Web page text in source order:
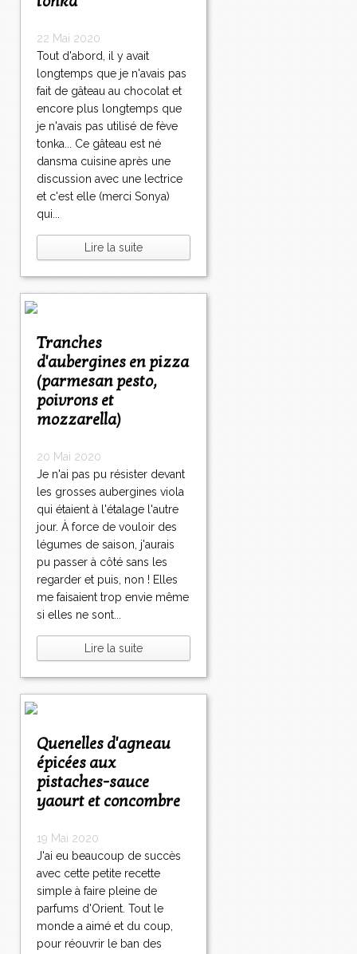
22 Mai 2020
Tout d'abord, il y avait
longtemps que je n'avais pas
fait de gâteau au chocolat et
encore plus longtemps que
je n'avais pas utilisé de fève
tonka... Ce gâteau est né
dansma cuisine après une
discussion avec une lectrice
et c'est elle (merci Sonya)
qui...
Lire la suite
Tranches
d'aubergines en pizza
(parmesan pesto,
poivrons et
mozzarella)
20 Mai 2020
Je n'ai pas pu résister devant
les grosses aubergines viola
qui étaient à l'étalage l'autre
jour. À force de vouloir des
légumes de saison, j'aurais
pu passer à côté sans les
regarder et puis, non ! Elles
me faisaient trop envie même
si elles ne sont...
Lire la suite
Quenelles d'agneau
épicées aux
pistaches-sauce
yaourt et concombre
19 Mai 2020
J'ai eu beaucoup de succès
avec cette petite recette
simple à faire pleine de
parfums d'Orient. Tout le
monde a aimé et du coup,
pour réouvrir le ban des